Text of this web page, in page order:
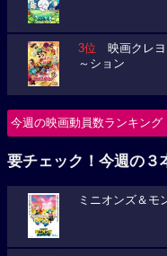
3位 映画クレヨ
～ション
今週の映画動員数ランキング
要チェック！今週の３
ミニオンズ＆モ